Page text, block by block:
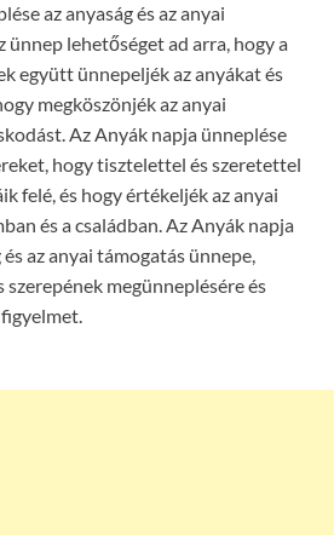
az anyaság és az anyai
ünnep lehetőséget ad arra, hogy a
együtt ünnepeljék az anyákat és
megköszönjék az anyai
Az Anyák napja ünneplése
hogy tisztelettel és szeretettel
felé, és hogy értékeljék az anyai
és a családban. Az Anyák napja
az anyai támogatás ünnepe,
megünneplésére és